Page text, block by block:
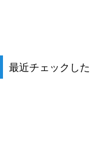
最近チェックし